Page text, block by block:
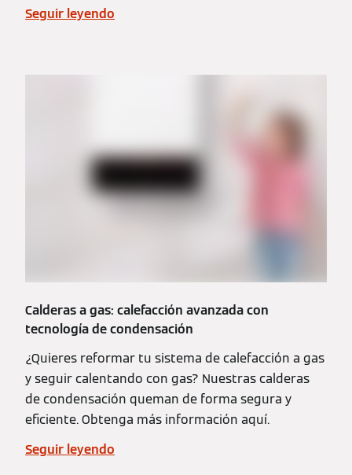
Seguir leyendo
Calderas a gas: calefacción avanzada con
tecnología de condensación
¿Quieres reformar tu sistema de calefacción a gas
y seguir calentando con gas? Nuestras calderas
de condensación queman de forma segura y
eficiente. Obtenga más información aquí.
Seguir leyendo